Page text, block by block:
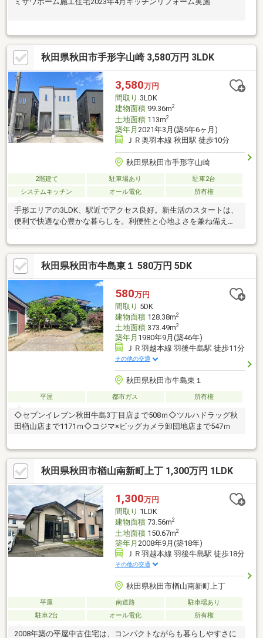
秋田県秋田市手形字山崎 3,580万円 3LDK
3,580万円
間取り 3LDK
建物面積99.36m2
土地面積113m2
築年月 2021年3月(築5年6ヶ月)
ＪＲ奥羽本線 秋田駅 徒歩10分
秋田県秋田市手形字山崎
2階建て 駐車場あり
駐車2台
システムキッチン
オール電化 所有権
手形エリアの3LDK、駅近でアクセス良好。新生活のスタートは、
便利で快適な心豊かな暮らしを。利便性と心地よさを兼ね備えた
秋田県秋田市牛島東１ 580万円 5DK
580万円
間取り 5DK
建物面積128.38m2
土地面積373.49m2
築年月 1980年9月(築46年)
ＪＲ羽越本線 羽後牛島駅 徒歩11分
その他の交通
秋田県秋田市牛島東１
平屋 都市ガス 所有権
◇セブンイレブン秋田牛島3丁目店まで508ｍ◇ツルハドラッグ秋
田楢山店まで1171ｍ◇コジマ×ビッグカメラ卸団地店まで547ｍ
秋田県秋田市楢山南新町上丁 1,300万円 1LDK
1,300万円
間取り 1LDK
建物面積73.56m2
土地面積150.67m2
築年月 2008年9月(築18年)
ＪＲ羽越本線 羽後牛島駅 徒歩18分
その他の交通
秋田県秋田市楢山南新町上丁
平屋 南道路
駐車場あり
駐車2台
オール電化 所有権
2008年築の平屋中古住宅は、コンパクトながらも暮らしやすさに